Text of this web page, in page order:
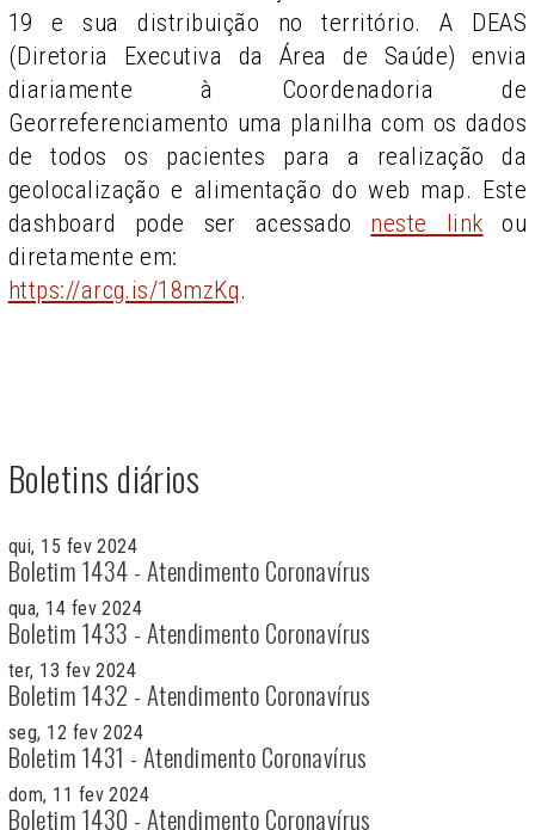
19 e sua distribuição no território. A DEAS
(Diretoria Executiva da Área de Saúde) envia
diariamente à Coordenadoria de
Georreferenciamento uma planilha com os dados
de todos os pacientes para a realização da
geolocalização e alimentação do web map. Este
dashboard pode ser acessado neste link ou
diretamente em:
https://arcg.is/18mzKq.
Boletins diários
qui, 15 fev 2024
Boletim 1434 - Atendimento Coronavírus
qua, 14 fev 2024
Boletim 1433 - Atendimento Coronavírus
ter, 13 fev 2024
Boletim 1432 - Atendimento Coronavírus
seg, 12 fev 2024
Boletim 1431 - Atendimento Coronavírus
dom, 11 fev 2024
Boletim 1430 - Atendimento Coronavírus